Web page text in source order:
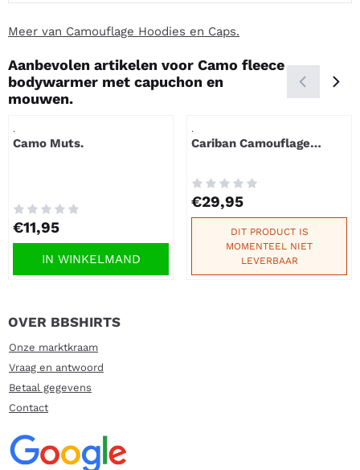
Meer van Camouflage Hoodies en Caps.
Aanbevolen artikelen voor Camo fleece
bodywarmer met capuchon en
mouwen.
Artikelnummer
.
Camo Muts.
Prijs: 11,95
€11,95
IN WINKELMAND
Artikelnummer
.
Cariban Camouflage
Prijs: 29,95
€29,95
DIT PRODUCT IS
MOMENTEEL NIET
LEVERBAAR
OVER BBSHIRTS
Onze marktkraam
Vraag en antwoord
Betaal gegevens
Contact